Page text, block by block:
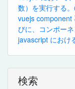
数）を実行する
vuejs component
びに、コンポー
javascript におけ
検索